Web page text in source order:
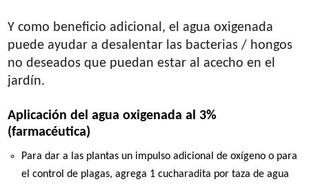
Y como beneficio adicional, el agua oxigenada
puede ayudar a desalentar las bacterias / hongos
no deseados que puedan estar al acecho en el
jardín.
Aplicación del agua oxigenada al 3%
(farmacéutica)
Para dar a las plantas un impulso adicional de oxígeno o para
el control de plagas, agrega 1 cucharadita por taza de agua